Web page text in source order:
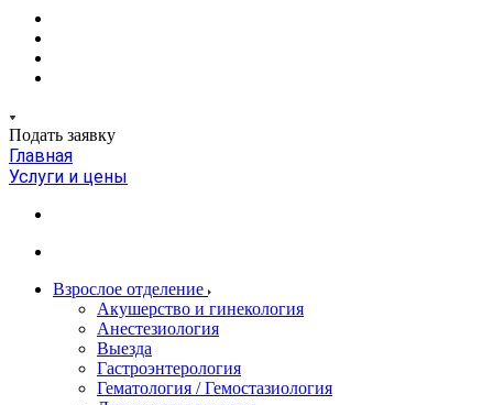
Подать заявку
Главная
Услуги и цены
Взрослое отделение
Акушерство и гинекология
Анестезиология
Выезда
Гастроэнтерология
Гематология / Гемостазиология